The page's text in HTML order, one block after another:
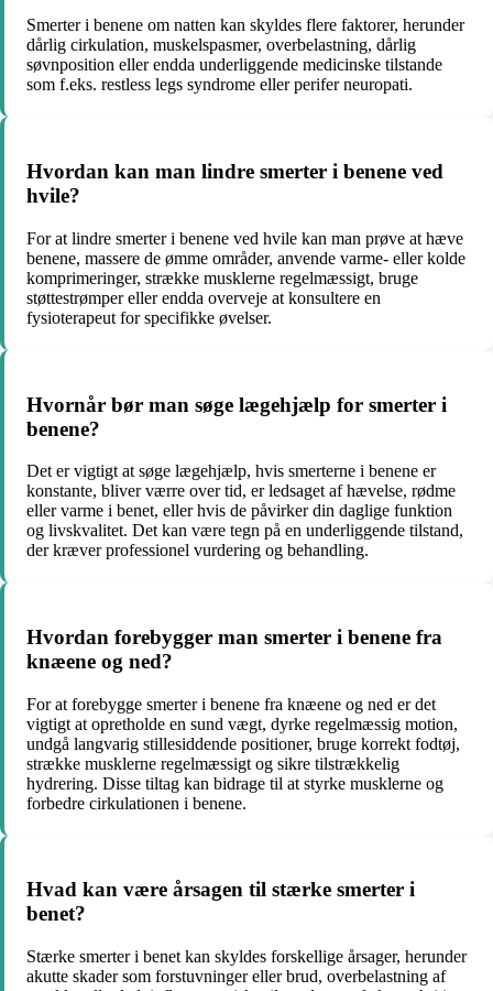
Smerter i benene om natten kan skyldes flere faktorer, herunder
dårlig cirkulation, muskelspasmer, overbelastning, dårlig
søvnposition eller endda underliggende medicinske tilstande
som f.eks. restless legs syndrome eller perifer neuropati.
Hvordan kan man lindre smerter i benene ved
hvile?
For at lindre smerter i benene ved hvile kan man prøve at hæve
benene, massere de ømme områder, anvende varme- eller kolde
komprimeringer, strække musklerne regelmæssigt, bruge
støttestrømper eller endda overveje at konsultere en
fysioterapeut for specifikke øvelser.
Hvornår bør man søge lægehjælp for smerter i
benene?
Det er vigtigt at søge lægehjælp, hvis smerterne i benene er
konstante, bliver værre over tid, er ledsaget af hævelse, rødme
eller varme i benet, eller hvis de påvirker din daglige funktion
og livskvalitet. Det kan være tegn på en underliggende tilstand,
der kræver professionel vurdering og behandling.
Hvordan forebygger man smerter i benene fra
knæene og ned?
For at forebygge smerter i benene fra knæene og ned er det
vigtigt at opretholde en sund vægt, dyrke regelmæssig motion,
undgå langvarig stillesiddende positioner, bruge korrekt fodtøj,
strække musklerne regelmæssigt og sikre tilstrækkelig
hydrering. Disse tiltag kan bidrage til at styrke musklerne og
forbedre cirkulationen i benene.
Hvad kan være årsagen til stærke smerter i
benet?
Stærke smerter i benet kan skyldes forskellige årsager, herunder
akutte skader som forstuvninger eller brud, overbelastning af